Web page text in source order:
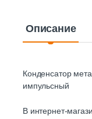
Описание
Конденсатор
импульсный
В интернет-